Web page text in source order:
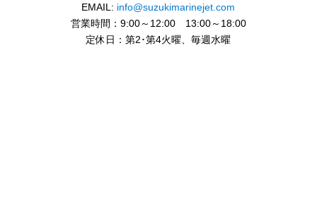
EMAIL: info@suzukimarinejet.com
営業時間：9:00～12:00 13:00～18:00
定休日：第2･第4火曜、毎週水曜